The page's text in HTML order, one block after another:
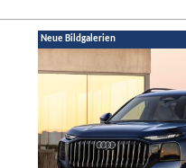
Neue Bildgalerien